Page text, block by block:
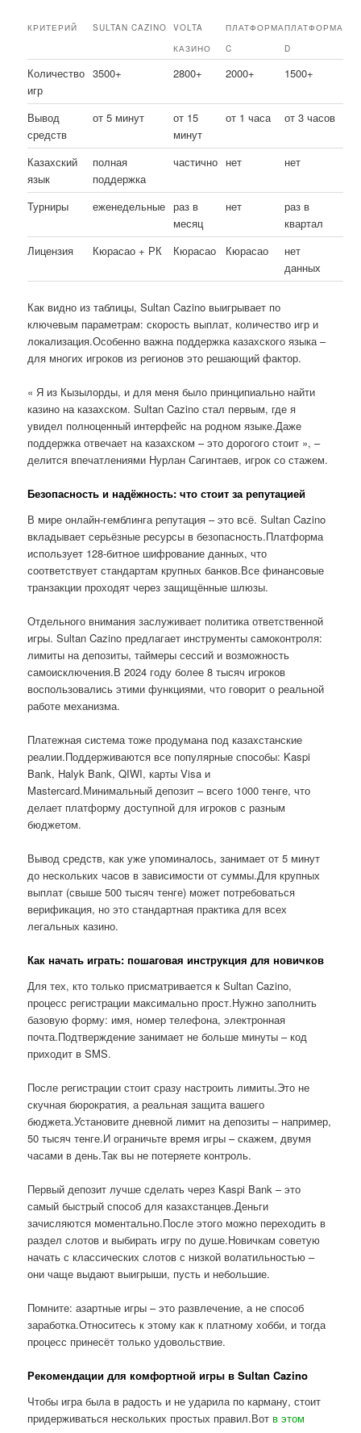
КРИТЕРИЙ SULTAN CAZINO
VOLTA
КАЗИНО
ПЛАТФОРМА
C
ПЛАТФОРМА
D
Количество
игр
3500+ 2800+ 2000+ 1500+
Вывод
средств
от 5 минут
от 15
минут
от 1 часа от 3 часов
Казахский
язык
полная
поддержка
частично нет нет
Турниры еженедельные раз в
месяц
нет
раз в
квартал
Лицензия
Кюрасао + РК Кюрасао Кюрасао
нет
данных
Как видно из таблицы, Sultan Cazino выигрывает по
ключевым параметрам: скорость выплат, количество игр и
локализация.Особенно важна поддержка казахского языка –
для многих игроков из регионов это решающий фактор.
« Я из Кызылорды, и для меня было принципиально найти
казино на казахском. Sultan Cazino стал первым, где я
увидел полноценный интерфейс на родном языке.Даже
поддержка отвечает на казахском – это дорогого стоит », –
делится впечатлениями Нурлан Сагинтаев, игрок со стажем.
Безопасность и надёжность: что стоит за репутацией
В мире онлайн-гемблинга репутация – это всё. Sultan Cazino
вкладывает серьёзные ресурсы в безопасность.Платформа
использует 128-битное шифрование данных, что
соответствует стандартам крупных банков.Все финансовые
транзакции проходят через защищённые шлюзы.
Отдельного внимания заслуживает политика ответственной
игры. Sultan Cazino предлагает инструменты самоконтроля:
лимиты на депозиты, таймеры сессий и возможность
самоисключения.В 2024 году более 8 тысяч игроков
воспользовались этими функциями, что говорит о реальной
работе механизма.
Платежная система тоже продумана под казахстанские
реалии.Поддерживаются все популярные способы: Kaspi
Bank, Halyk Bank, QIWI, карты Visa и
Mastercard.Минимальный депозит – всего 1000 тенге, что
делает платформу доступной для игроков с разным
бюджетом.
Вывод средств, как уже упоминалось, занимает от 5 минут
до нескольких часов в зависимости от суммы.Для крупных
выплат (свыше 500 тысяч тенге) может потребоваться
верификация, но это стандартная практика для всех
легальных казино.
Как начать играть: пошаговая инструкция для новичков
Для тех, кто только присматривается к Sultan Cazino,
процесс регистрации максимально прост.Нужно заполнить
базовую форму: имя, номер телефона, электронная
почта.Подтверждение занимает не больше минуты – код
приходит в SMS.
После регистрации стоит сразу настроить лимиты.Это не
скучная бюрократия, а реальная защита вашего
бюджета.Установите дневной лимит на депозиты – например,
50 тысяч тенге.И ограничьте время игры – скажем, двумя
часами в день.Так вы не потеряете контроль.
Первый депозит лучше сделать через Kaspi Bank – это
самый быстрый способ для казахстанцев.Деньги
зачисляются моментально.После этого можно переходить в
раздел слотов и выбирать игру по душе.Новичкам советую
начать с классических слотов с низкой волатильностью –
они чаще выдают выигрыши, пусть и небольшие.
Помните: азартные игры – это развлечение, а не способ
заработка.Относитесь к этому как к платному хобби, и тогда
процесс принесёт только удовольствие.
Рекомендации для комфортной игры в Sultan Cazino
Чтобы игра была в радость и не ударила по карману, стоит
придерживаться нескольких простых правил.Вотв этом